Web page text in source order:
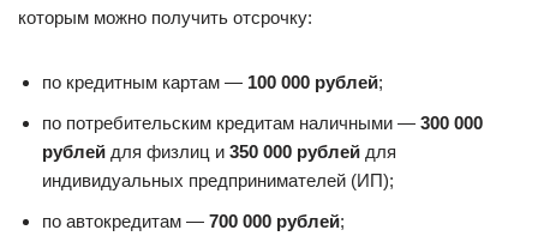
которым можно получить отсрочку:
по кредитным картам — 100 000 рублей;
по потребительским кредитам наличными — 300 000
рублей для физлиц и 350 000 рублей для
индивидуальных предпринимателей (ИП);
по автокредитам — 700 000 рублей;